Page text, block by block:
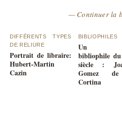
— Continuer la
DIFFÉRENTS TYPES
DE RELIURE
Portrait de libraire:
Hubert-Martin
Cazin
BIBLIOPHILES
Un
bibliophile
siècle :
Gomez
Cortina